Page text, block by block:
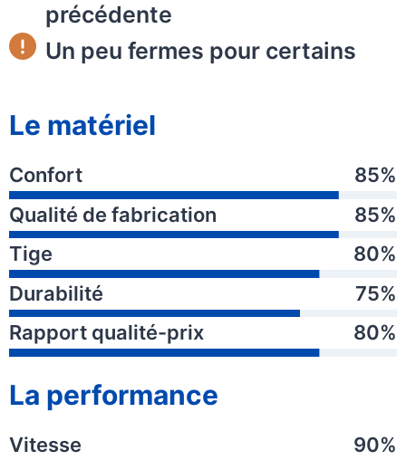
précédente
Un peu fermes pour certains
Le matériel
Confort
85%
Qualité de fabrication
85%
Tige
80%
Durabilité
75%
Rapport qualité-prix
80%
La performance
Vitesse
90%